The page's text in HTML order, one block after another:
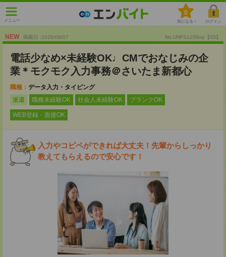
メニュー
0
気になる！ ログイン
NEW 掲載日 :2026/08/07 No.UNFS1209op【03】
電話少なめ×未経験OK♩CMでおなじみの企
業＊モクモク入力事務＠さいたま新都心
職種： データ入力・タイピング
派遣
職種未経験OK 社会人未経験OK ブランクOK
WEB登録・面接OK
入力やコピペができれば大丈夫！先輩からしっかり
教えてもらえるので安心です！